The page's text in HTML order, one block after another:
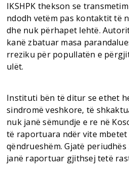
IKSHPK thekson se
ndodh vetëm pas kontaktit të
dhe nuk përhapet lehtë.
kanë zbatuar masa
rreziku për popullatën e
ulët.
Instituti bën të ditur se ethet
sindromë veshkore, të
nuk janë sëmundje e re në
të raportuara ndër vite mbetet
qëndrueshëm. Gjatë periudhës
janë raportuar gjithsej tetë